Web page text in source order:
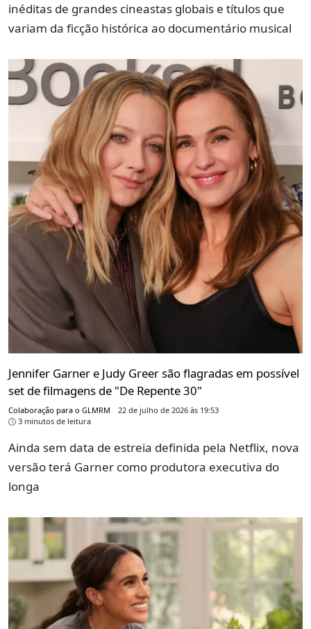
inéditas de grandes cineastas globais e títulos que
variam da ficção histórica ao documentário musical
Jennifer Garner e Judy Greer são flagradas em possível
set de filmagens de "De Repente 30"
Colaboração para o GLMRM
22 de julho de 2026 às 19:53
3 minutos de leitura
Ainda sem data de estreia definida pela Netflix, nova
versão terá Garner como produtora executiva do
longa